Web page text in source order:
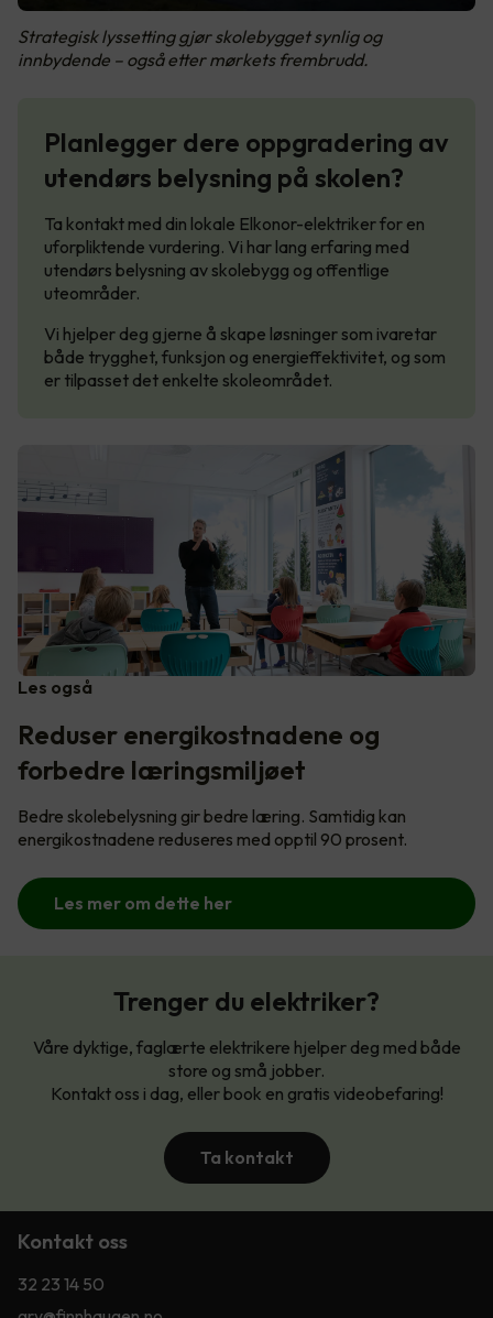
Strategisk lyssetting gjør skolebygget synlig og
innbydende – også etter mørkets frembrudd.
Planlegger dere oppgradering av
utendørs belysning på skolen?
Ta kontakt med din lokale Elkonor-elektriker for en
uforpliktende vurdering. Vi har lang erfaring med
utendørs belysning av skolebygg og offentlige
uteområder.
Vi hjelper deg gjerne å skape løsninger som ivaretar
både trygghet, funksjon og energieffektivitet, og som
er tilpasset det enkelte skoleområdet.
Les også
Reduser energikostnadene og
forbedre læringsmiljøet
Bedre skolebelysning gir bedre læring. Samtidig kan
energikostnadene reduseres med opptil 90 prosent.
Les mer om dette her
Trenger du elektriker?
Våre dyktige, faglærte elektrikere hjelper deg med både
store og små jobber.
Kontakt oss i dag, eller book en gratis videobefaring!
Ta kontakt
Kontakt oss
32 23 14 50